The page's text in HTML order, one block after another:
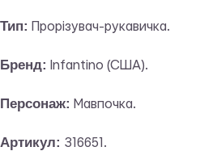
Тип: Прорізувач-рукавичка.
Бренд: Infantino (США).
Персонаж: Мавпочка.
Артикул: 316651.